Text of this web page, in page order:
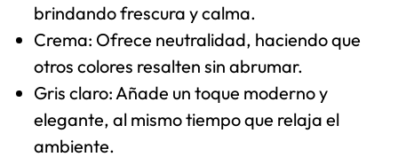
brindando frescura y calma.
Crema: Ofrece neutralidad, haciendo que
otros colores resalten sin abrumar.
Gris claro: Añade un toque moderno y
elegante, al mismo tiempo que relaja el
ambiente.